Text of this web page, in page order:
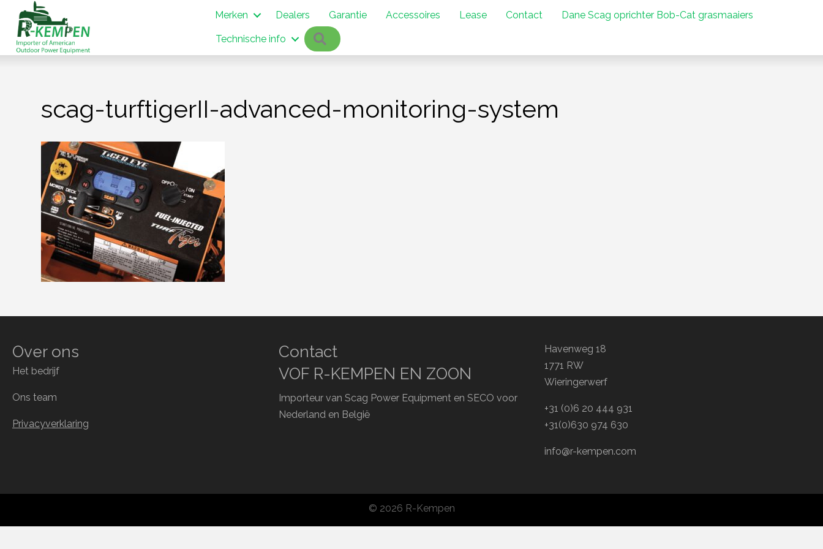
Merken Dealers Garantie Accessoires Lease Contact Dane Scag oprichter Bob-Cat grasmaaiers
Technische info Zoeken
scag-turftigerII-advanced-monitoring-system
Over ons
Het bedrijf
Ons team
Privacyverklaring
Contact
VOF R-KEMPEN EN ZOON
Importeur van Scag Power Equipment en SECO voor
Nederland en België
Havenweg 18
1771 RW
Wieringerwerf
+31 (0)6 20 444 931
+31(0)630 974 630
info@r-kempen.com
© 2026 R-Kempen